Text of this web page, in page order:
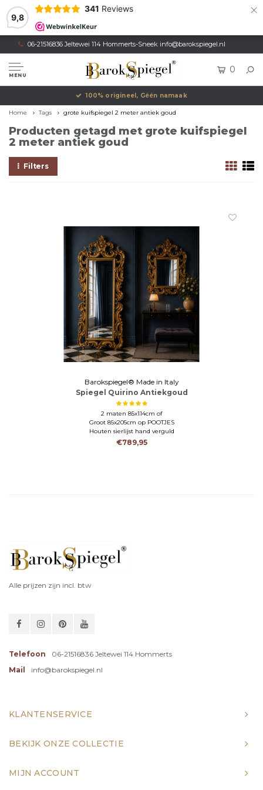
9,8
341 Reviews ×
06-21516836 Jeltewei 114 Hommerts-Sneek info@barokspiegel.nl
MENU
0
100% origineel, Géén namaak
Home Tags grote kuifspiegel 2 meter antiek goud
Producten getagd met grote kuifspiegel
2 meter antiek goud
Filters
Barokspiegel® Made in Italy
Spiegel Quirino Antiekgoud
2 maten 85x114cm of
Groot 85x205cm op POOTJES
Houten sierlijst hand verguld
€789,95
Alle prijzen zijn incl. btw
Telefoon
06-21516836 Jeltewei 114 Hommerts
Mail
info@barokspiegel.nl
KLANTENSERVICE
BEKIJK ONZE COLLECTIE
MIJN ACCOUNT